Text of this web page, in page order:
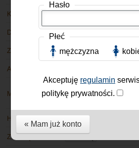
Kolor oczu
Dzieci
Zawód Zawody techniczne
Auto
Mój charakter
Uczciwość
Skromność
Hobby
Zwierzęta
Hasło
Płeć
mężczyzna
Akceptuję regulamin
politykę prywatności.
« Mam już konto